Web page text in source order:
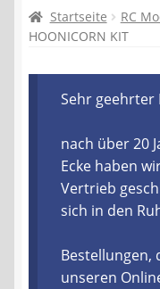
Kasse
Recycling,
Shop
Warenkorb
Ablauf einer
Startseite RC
HOONICORN KIT
Sehr geehrter
nach über 20
Ecke haben
Vertrieb
sich in den
Bestellungen,
unseren